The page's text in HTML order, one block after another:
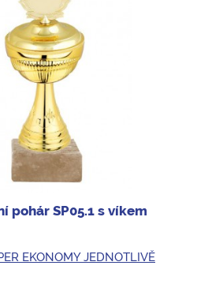
pohár SP05.1 s víkem
EKONOMY JEDNOTLIVĚ